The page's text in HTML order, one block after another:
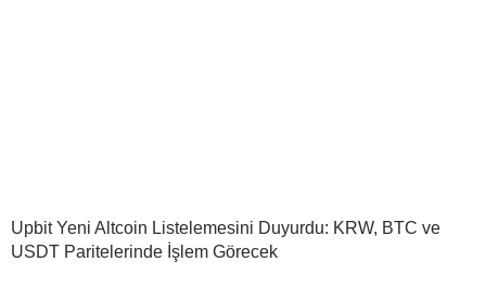
Upbit Yeni Altcoin Listelemesini Duyurdu: KRW, BTC ve
USDT Paritelerinde İşlem Görecek